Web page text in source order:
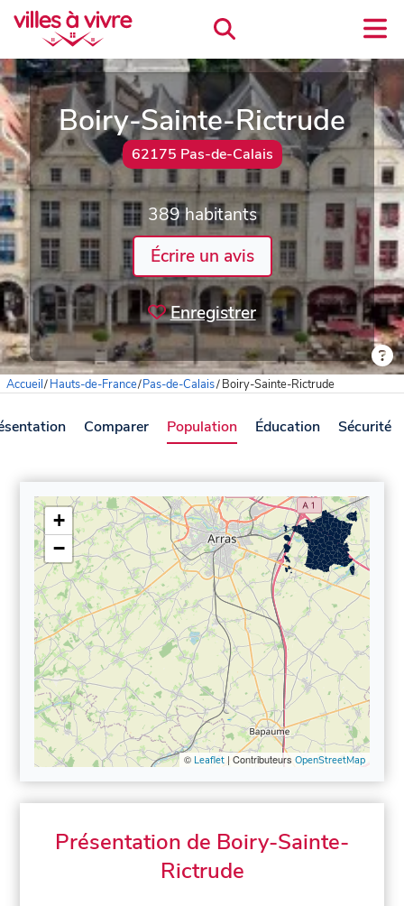
Boiry-Sainte-Rictrude
62175 Pas-de-Calais
389 habitants
Écrire un avis
Enregistrer
Accueil/Hauts-de-France/Pas-de-Calais/Boiry-Sainte-Rictrude
Comparer Population Éducation Sécurité
+
−
© Leaflet| Contributeurs OpenStreetMap
Présentation de Boiry-Sainte-
Rictrude